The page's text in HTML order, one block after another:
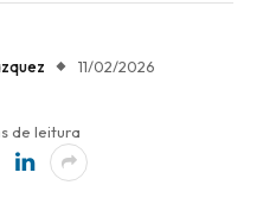
11/02/2026
de leitura